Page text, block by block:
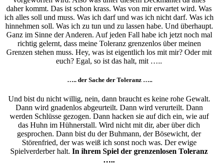
daher kommt. Das ist schon krass. Was von mir erwartet wird. Was
ich alles soll und muss. Was ich darf und was ich nicht darf. Was ich
hinnehmen soll. Was ich zu tun und zu lassen habe. Und überhaupt.
Ganz im Sinne der Anderen. Auf jeden Fall habe ich jetzt noch mal
richtig gelernt, dass meine Toleranz grenzenlos über meinen
Grenzen stehen muss. Hey, was ist eigentlich los mit mir? Oder mit
euch? Egal, so ist das halt, mit …..
….. der Sache der Toleranz …..
Und bist du nicht willig, nein, dann braucht es keine rohe Gewalt.
Dann wird gnadenlos abgeurteilt. Dann wird verurteilt. Dann
werden Schlüsse gezogen. Dann hacken sie auf dich ein, wie auf
das Huhn im Hühnerstall. Wird nicht mit dir, aber über dich
gesprochen. Dann bist du der Buhmann, der Bösewicht, der
Störenfried, der was weiß ich sonst noch was. Der ewige
Spielverderber halt. In ihrem Spiel der grenzenlosen Toleranz
…..